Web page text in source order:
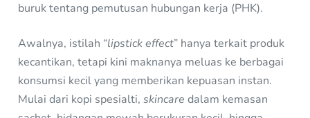
buruk tentang pemutusan hubungan kerja (PHK).
Awalnya, istilah “lipstick effect” hanya terkait produk
kecantikan, tetapi kini maknanya meluas ke berbagai
konsumsi kecil yang memberikan kepuasan instan.
Mulai dari kopi spesialti,skincaredalam kemasan